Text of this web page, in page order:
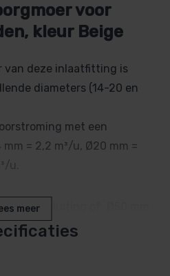
voor
kleur Beige
van deze inlaatfitting is
diameters (14-20 en
met een
= 2,2 m³/u, Ø20 mm =
u.
aansluiting of Ø50 mm
meer